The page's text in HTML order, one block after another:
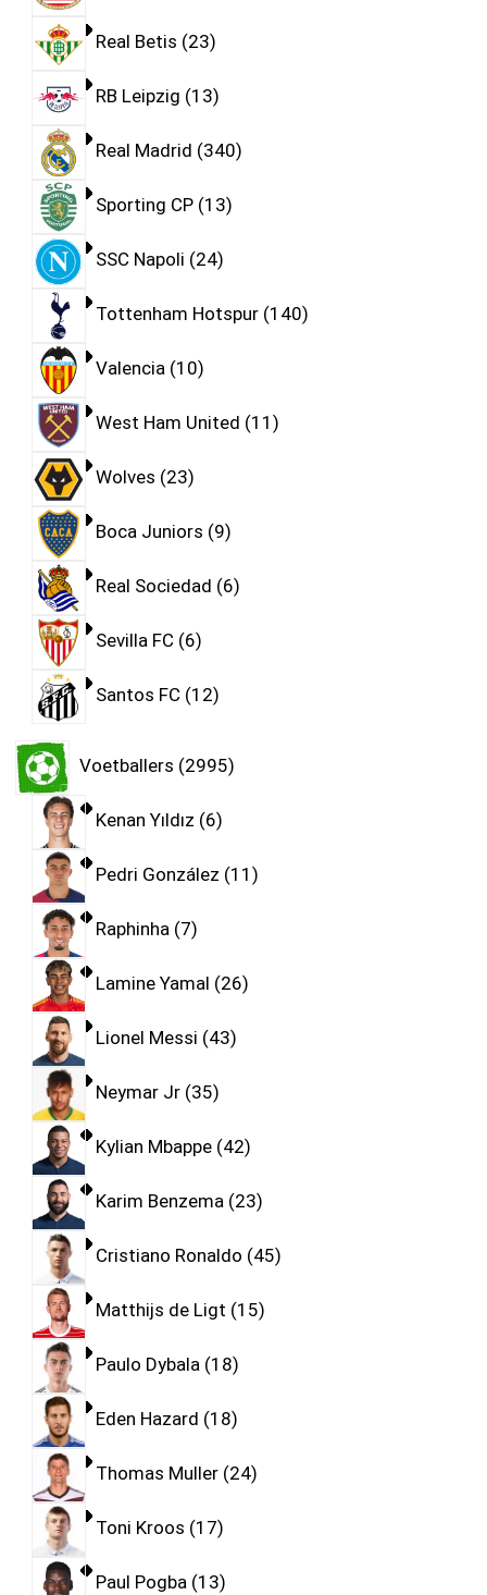
Real Betis 23
RB Leipzig 13
Real Madrid 340
Sporting CP 13
SSC Napoli 24
Tottenham Hotspur 140
Valencia 10
West Ham United 11
Wolves 23
Boca Juniors 9
Real Sociedad 6
Sevilla FC 6
Santos FC 12
Voetballers 2995
Kenan Yıldız 6
Pedri González 11
Raphinha 7
Lamine Yamal 26
Lionel Messi 43
Neymar Jr 35
Kylian Mbappe 42
Karim Benzema 23
Cristiano Ronaldo 45
Matthijs de Ligt 15
Paulo Dybala 18
Eden Hazard 18
Thomas Muller 24
Toni Kroos 17
Paul Pogba 13